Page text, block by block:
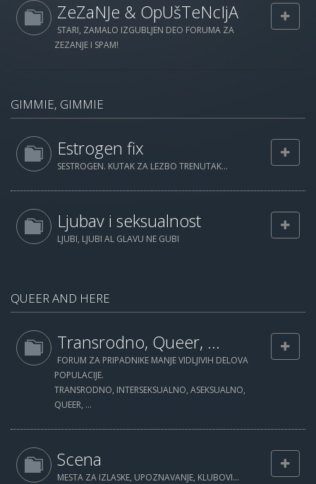
ZeZaNJe & OpUšTeNcIjA
STARI, ZAMALO IZGUBLJEN DEO FORUMA ZA
ZEZANJE I SPAM!
GIMMIE, GIMMIE
Estrogen fix
SESTROGEN. KUTAK ZA LEZBO TRENUTAK...
Ljubav i seksualnost
LJUBI, LJUBI AL GLAVU NE GUBI
QUEER AND HERE
Transrodno, Queer, ...
FORUM ZA PRIPADNIKE MANJE VIDLJIVIH DELOVA
POPULACIJE.
TRANSRODNO, INTERSEKSUALNO, ASEKSUALNO,
QUEER, ...
Scena
MESTA ZA IZLASKE, UPOZNAVANJE, KLUBOVI...